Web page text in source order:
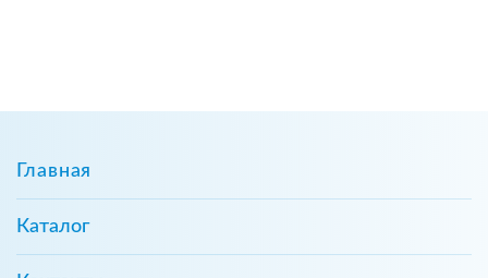
Главная
Каталог